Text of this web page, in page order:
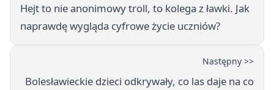
Hejt to nie anonimowy troll, to kolega z ławki. Jak
naprawdę wygląda cyfrowe życie uczniów?
Następny >>
Bolesławieckie dzieci odkrywały, co las daje na co